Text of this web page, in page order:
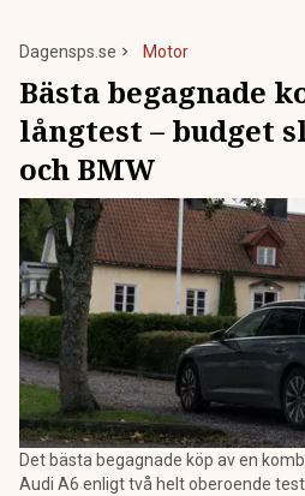
Dagensps.se Motor
Bästa begagnade
långtest – budget
och BMW
Det bästa begagnade köp av en
Audi A6 enligt två helt oberoende